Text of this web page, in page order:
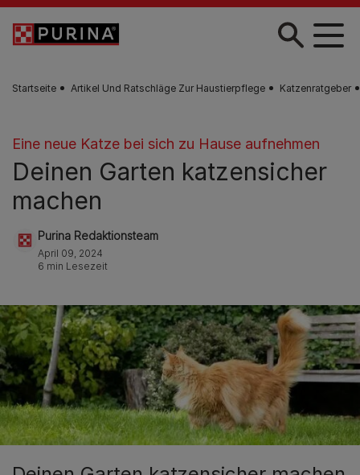
Zum Hauptinhalt springen
Startseite Artikel Und Ratschläge Zur Haustierpflege Katzenratgeber
Eine neue Katze bei sich zu Hause aufnehmen
Deinen Garten katzensicher
machen
Purina Redaktionsteam
April 09, 2024
6 min Lesezeit